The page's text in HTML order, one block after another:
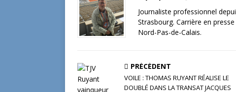
o
o
k
n r
Journaliste professionnel
Strasbourg. Carrière en
Nord-Pas-de-Calais.
PRÉCÉDENT
VOILE : THOMAS RUYANT RÉALISE LE
DOUBLÉ DANS LA TRANSAT JACQUES